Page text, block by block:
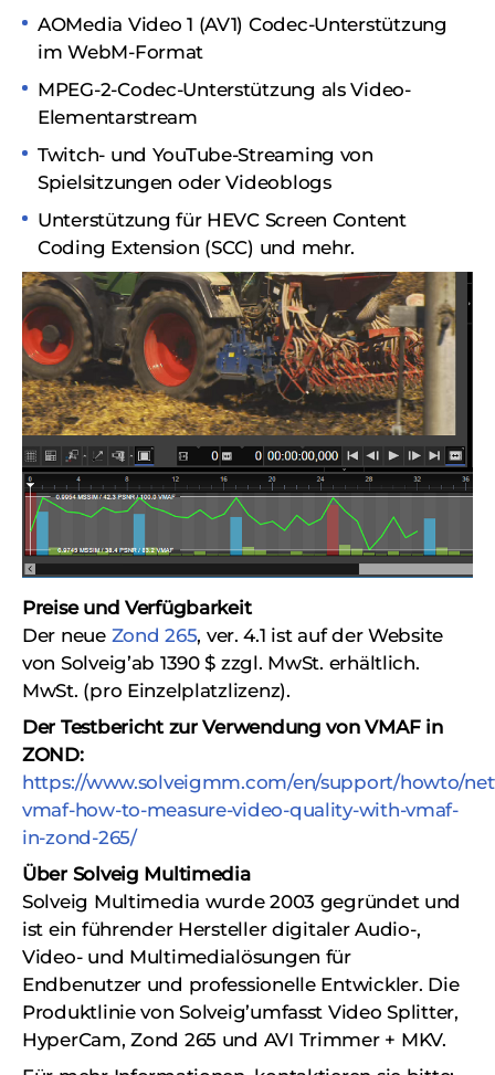
AOMedia Video 1 (AV1) Codec-Unterstützung
im WebM-Format
MPEG-2-Codec-Unterstützung als Video-
Elementarstream
Twitch- und YouTube-Streaming von
Spielsitzungen oder Videoblogs
Unterstützung für HEVC Screen Content
Coding Extension (SCC) und mehr.
Preise und Verfügbarkeit
Der neue Zond 265, ver. 4.1 ist auf der Website
von Solveig’ab 1390 $ zzgl. MwSt. erhältlich.
MwSt. (pro Einzelplatzlizenz).
Der Testbericht zur Verwendung von VMAF in
ZOND:
https://www.solveigmm.com/en/support/howto/
vmaf-how-to-measure-video-quality-with-vmaf-
in-zond-265/
Über Solveig Multimedia
Solveig Multimedia wurde 2003 gegründet und
ist ein führender Hersteller digitaler Audio-,
Video- und Multimedialösungen für
Endbenutzer und professionelle Entwickler. Die
Produktlinie von Solveig’umfasst Video Splitter,
HyperCam, Zond 265 und AVI Trimmer + MKV.